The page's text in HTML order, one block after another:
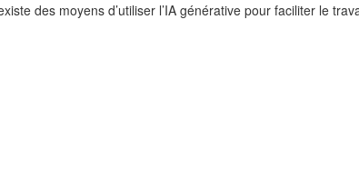
des moyens d’utiliser l’IA générative pour faciliter le